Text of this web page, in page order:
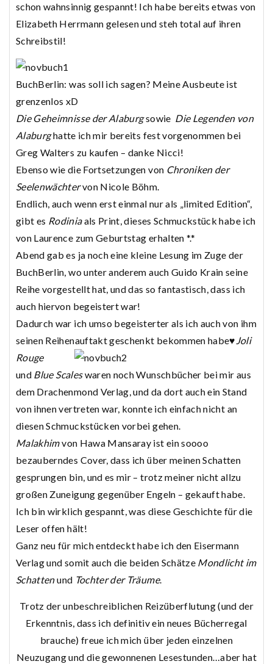
schon wahnsinnig gespannt! Ich habe bereits etwas von
Elizabeth Herrmann gelesen und steh total auf ihren
Schreibstil!
BuchBerlin: was soll ich sagen? Meine Ausbeute ist
grenzenlos xD
Die Geheimnisse der Alaburgsowie Die Legenden von
Alaburghatte ich mir bereits fest vorgenommen bei
Greg Walters zu kaufen – danke Nicci!
Ebenso wie die Fortsetzungen von Chroniken der
Seelenwächtervon Nicole Böhm.
Endlich, auch wenn erst einmal nur als „limited Edition“,
gibt es Rodiniaals Print, dieses Schmuckstück habe ich
von Laurence zum Geburtstag erhalten *.*
Abend gab es ja noch eine kleine Lesung im Zuge der
BuchBerlin, wo unter anderem auch Guido Krain seine
Reihe vorgestellt hat, und das so fantastisch, dass ich
auch hiervon begeistert war!
Dadurch war ich umso begeisterter als ich auch von ihm
seinen Reihenauftakt geschenkt bekommen habe♥Joli
Rouge
und Blue Scaleswaren noch Wunschbücher bei mir aus
dem Drachenmond Verlag, und da dort auch ein Stand
von ihnen vertreten war, konnte ich einfach nicht an
diesen Schmuckstücken vorbei gehen.
Malakhimvon Hawa Mansaray ist ein soooo
bezauberndes Cover, dass ich über meinen Schatten
gesprungen bin, und es mir – trotz meiner nicht allzu
großen Zuneigung gegenüber Engeln – gekauft habe.
Ich bin wirklich gespannt, was diese Geschichte für die
Leser offen hält!
Ganz neu für mich entdeckt habe ich den Eisermann
Verlag und somit auch die beiden Schätze Mondlicht im
Schattenund Tochter der Träume.
Trotz der unbeschreiblichen Reizüberflutung (und der
Erkenntnis, dass ich definitiv ein neues Bücherregal
brauche) freue ich mich über jeden einzelnen
Neuzugang und die gewonnenen Lesestunden…aber hat